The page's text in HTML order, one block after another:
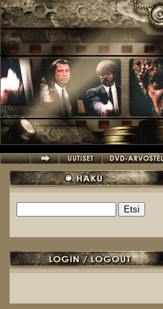
Hyppää pääsisältöön
Hakulomake